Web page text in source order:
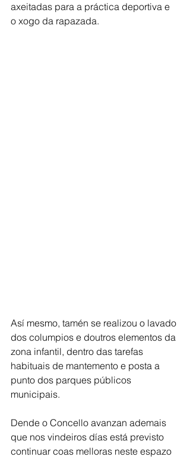
axeitadas para a práctica deportiva e
o xogo da rapazada.
Así mesmo, tamén se realizou o lavado
dos columpios e doutros elementos da
zona infantil, dentro das tarefas
habituais de mantemento e posta a
punto dos parques públicos
municipais.
Dende o Concello avanzan ademais
que nos vindeiros días está previsto
continuar coas melloras neste espazo